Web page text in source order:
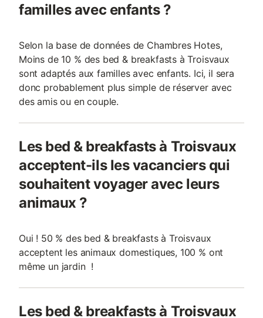
familles avec enfants ?
Selon la base de données de Chambres Hotes,
Moins de 10 % des bed & breakfasts à Troisvaux
sont adaptés aux familles avec enfants. Ici, il sera
donc probablement plus simple de réserver avec
des amis ou en couple.
Les bed & breakfasts à Troisvaux
acceptent-ils les vacanciers qui
souhaitent voyager avec leurs
animaux ?
Oui ! 50 % des bed & breakfasts à Troisvaux
acceptent les animaux domestiques, 100 % ont
même un jardin !
Les bed & breakfasts à Troisvaux